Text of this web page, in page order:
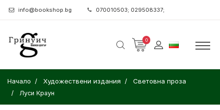
info@bookshop.bg 070010503; 029508337;
0
Начало Художествени издания Световна проза
Луси Краун